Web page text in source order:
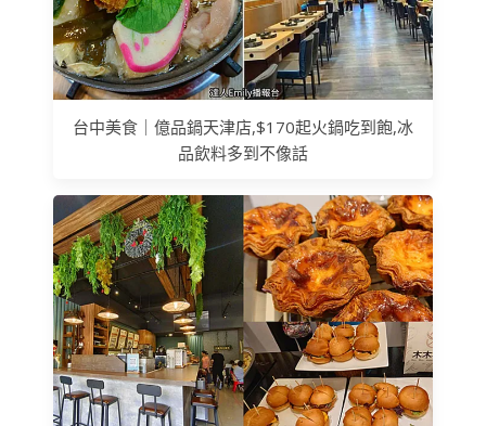
台中美食｜億品鍋天津店,$170起火鍋吃到飽,冰
品飲料多到不像話